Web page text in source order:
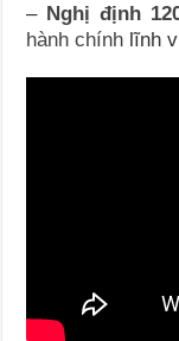
– Nghị định
hành chính lĩnh